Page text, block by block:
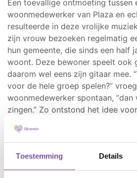
Toestemming Details
Een toevallige ontmoeting tussen
woonmedewerker van Plaza en
resulteerde in deze vrolijke
zijn vrouw bezoeken regelmatig
hun gemeente, die sinds een half
woont. Deze bewoner speelt ook
daarom wel eens zijn gitaar mee.
voor de hele groep spelen?”
woonmedewerker spontaan,
zingen.” Zo ontstond het idee
Feest van herkenning
“We hebben de nummers goed
Ivan. “Deze liedjes hebben de